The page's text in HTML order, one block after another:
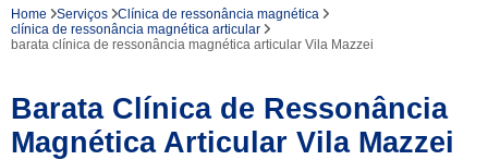
Home Serviços
Clínica de ressonância magnética
clínica de ressonância magnética articular
barata clínica de ressonância magnética articular Vila Mazzei
Barata Clínica de Ressonância
Magnética Articular Vila Mazzei